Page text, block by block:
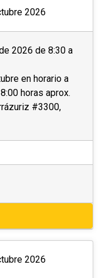
2026
2026 de 8:30 a
en horario a
horas aprox.
#3300,
2026